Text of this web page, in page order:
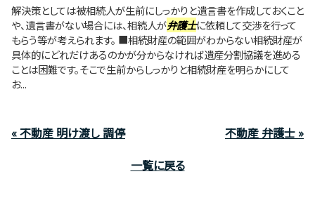
解決策としては被相続人が生前にしっかりと遺言書を作成しておくこと
や、遺言書がない場合には、相続人が弁護士に依頼して交渉を行って
もらう等が考えられます。 ■相続財産の範囲がわからない相続財産が
具体的にどれだけあるのかが分からなければ遺産分割協議を進める
ことは困難です。そこで生前からしっかりと相続財産を明らかにして
お...
« 不動産 明け渡し 調停
不動産 弁護士 »
一覧に戻る